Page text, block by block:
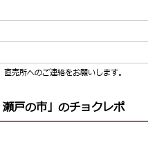
売所へのご連絡をお願いします。
戸の市」のチョクレポ